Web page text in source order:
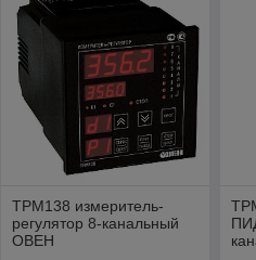
ТРМ138 измеритель-
регулятор 8-канальный
ОВЕН